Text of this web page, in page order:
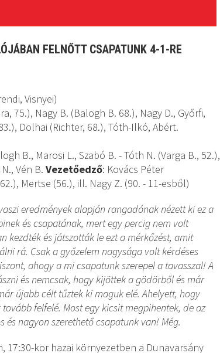
FELNŐTT CSAPATUNK 4-1-RE
Visnyei)
75.), Nagy B. (Balogh B. 68.), Nagy D., Győrfi,
Dolhai (Richter, 68.), Tóth-Ilkó, Abért.
B., Marosi L., Szabó B. - Tóth N. (Varga B., 52.),
Vén B. Vezetőedző: Kovács Péter
Mertse (56.), ill. Nagy Z. (90. - 11-esből)
eredmények alapján rangadónak nézett ki ez a
és csapatának, mert egy percig nem volt
kezdték és játszották le ezt a mérkőzést, amit
rá. Csak a győzelem nagysága volt kérdéses
ahogy a mi csapatunk szerepel a tavasszal! A
és nemcsak, hogy kijöttek a gödörből és már
újabb célt tűztek ki maguk elé. Ahelyett, hogy
felfelé. Most egy kicsit megpihentek, de az
nagyon szerethető csapatunk van! Még.
kor hazai környezetben a Dunavarsány